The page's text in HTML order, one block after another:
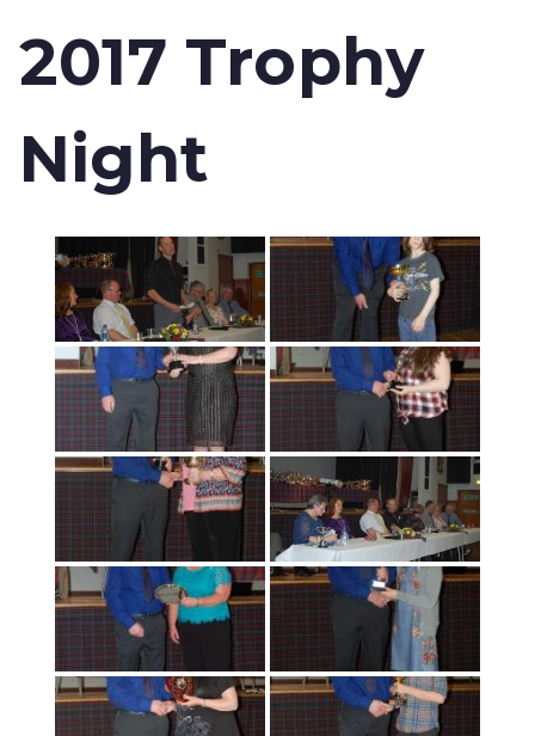
2017 Trophy
Night